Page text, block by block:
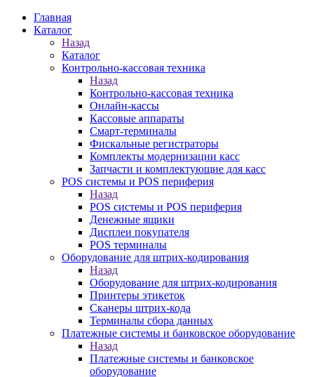
Главная
Каталог
Назад
Каталог
Контрольно-кассовая техника
Назад
Контрольно-кассовая техника
Онлайн-кассы
Кассовые аппараты
Смарт-терминалы
Фискальные регистраторы
Комплекты модернизации касс
Запчасти и комплектующие для касс
POS системы и POS периферия
Назад
POS системы и POS периферия
Денежные ящики
Дисплеи покупателя
POS терминалы
Оборудование для штрих-кодирования
Назад
Оборудование для штрих-кодирования
Принтеры этикеток
Сканеры штрих-кода
Терминалы сбора данных
Платежные системы и банковское оборудование
Назад
Платежные системы и банковское
оборудование